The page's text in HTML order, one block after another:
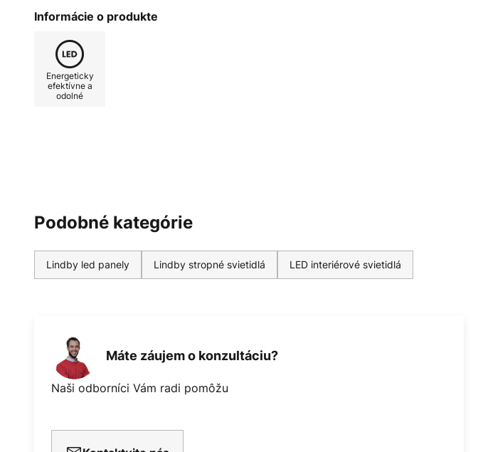
ktorá je možná vďaka integrovanému senzoru. Zemmi svieti
nepretržite v pohotovostnom režime s nízkym základným jasom,
Informácie o produkte
Energeticky
efektívne a
odolné
Podobné kategórie
Lindby led panely Lindby stropné svietidlá LED interiérové svietidlá
Máte záujem o konzultáciu?
Naši odborníci Vám radi pomôžu